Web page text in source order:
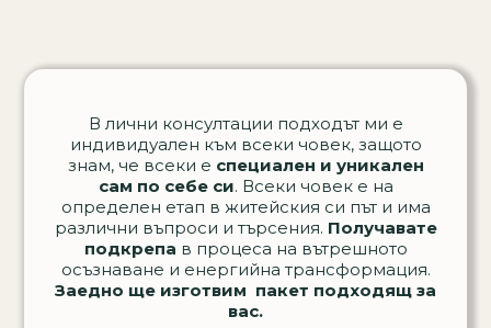
В лични консултации подходът ми е
индивидуален към всеки човек, защото
знам, че всеки е специален и уникален
сам по себе си. Всеки човек е на
определен етап в житейския си път и има
различни въпроси и търсения. Получавате
подкрепа в процеса на вътрешното
осъзнаване и енергийна трансформация.
Заедно ще изготвим пакет подходящ за
вас.